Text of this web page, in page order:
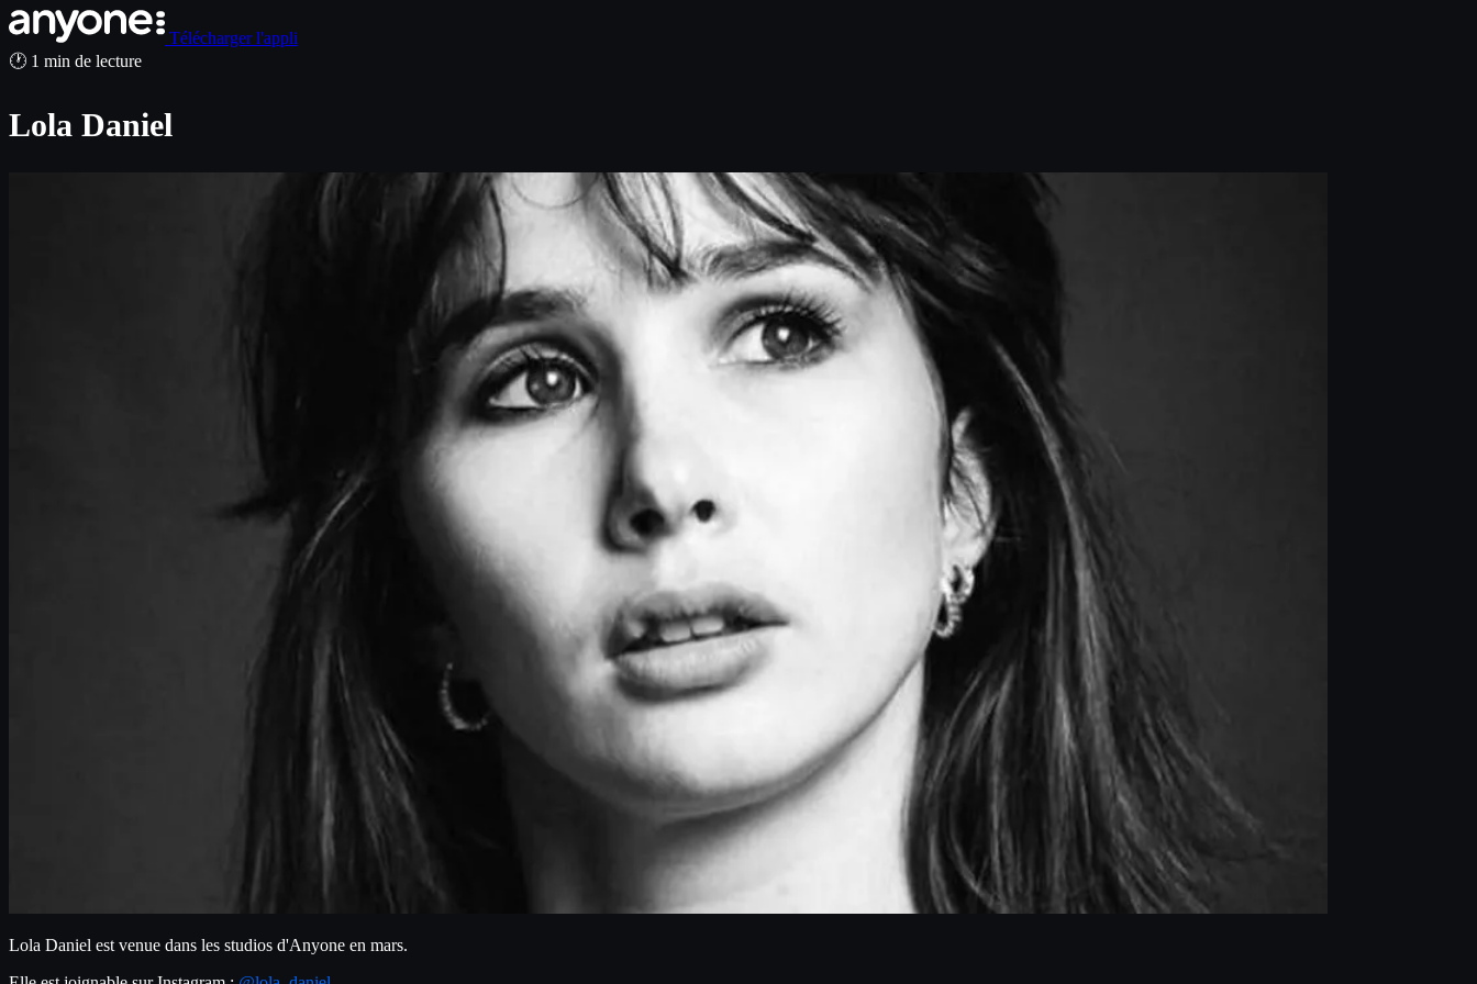
Télécharger l'appli
🕐 1 min de lecture
Lola Daniel
Lola Daniel est venue dans les studios d'Anyone en mars.